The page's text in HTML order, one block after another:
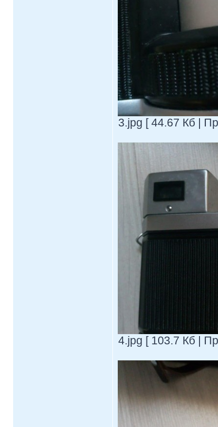
3.jpg [ 44.67 Кб |
4.jpg [ 103.7 Кб |